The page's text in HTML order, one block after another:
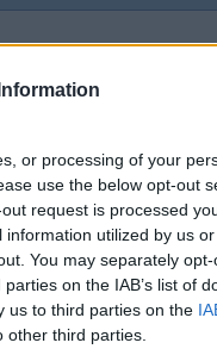
or processing of your
use the below opt-out
request is processed
utilized by us
You may separately
on the IAB’s list of
us to third parties on the
third parties.
Per quanto mi riguarda
da privati e da